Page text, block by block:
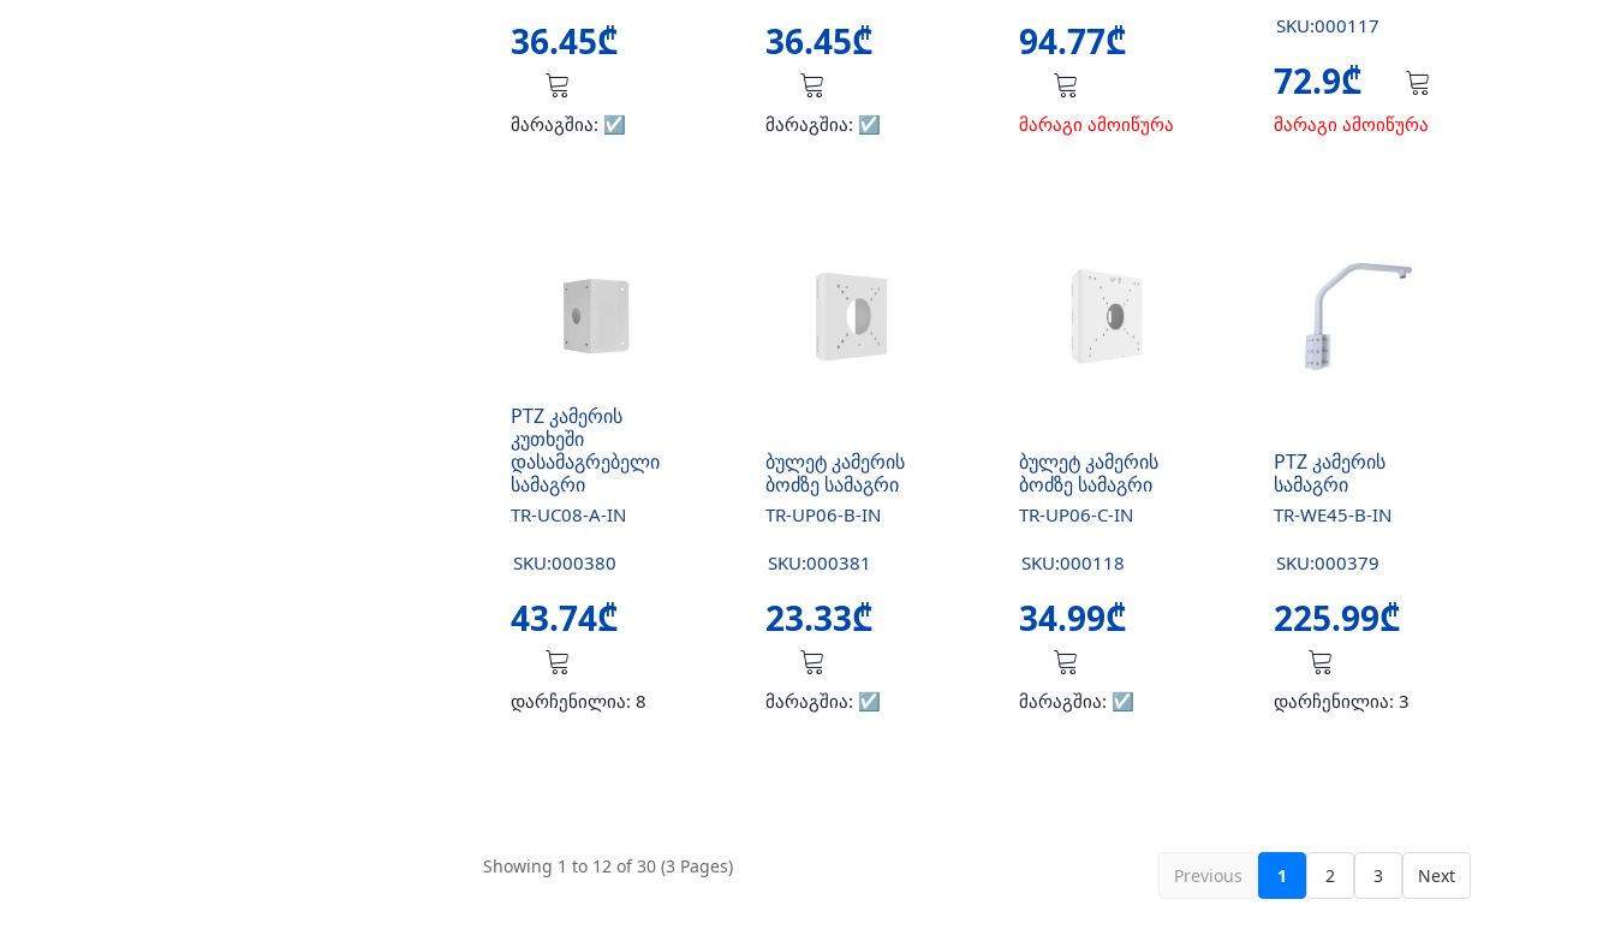
36.45₾
მარაგშია: ☑️
36.45₾
მარაგშია: ☑️
94.77₾
მარაგი ამოიწურა
SKU:000117
72.9₾
მარაგი ამოიწურა
PTZ კამერის
კუთხეში
დასამაგრებელი
სამაგრი
TR-UC08-A-IN
SKU:000380
43.74₾
დარჩენილია: 8
ბულეტ კამერის
ბოძზე სამაგრი
TR-UP06-B-IN
SKU:000381
23.33₾
მარაგშია: ☑️
ბულეტ კამერის
ბოძზე სამაგრი
TR-UP06-C-IN
SKU:000118
34.99₾
მარაგშია: ☑️
PTZ კამერის
სამაგრი
TR-WE45-B-IN
SKU:000379
225.99₾
დარჩენილია: 3
Showing 1 to 12 of 30 (3 Pages) Previous 1 2 3 Next